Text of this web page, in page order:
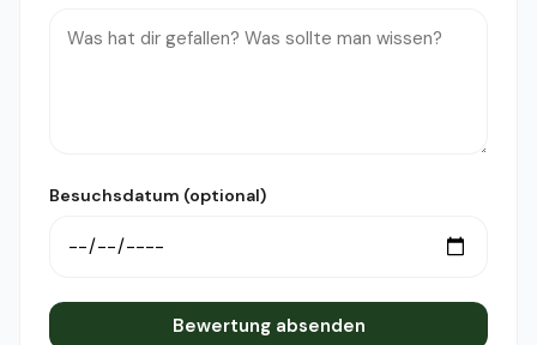
Besuchsdatum (optional)
Bewertung absenden